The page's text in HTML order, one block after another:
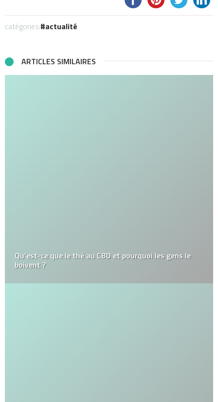
catégories: actualité
ARTICLES SIMILAIRES
Qu’est-ce que le thé au CBD et pourquoi les gens le
boivent ?